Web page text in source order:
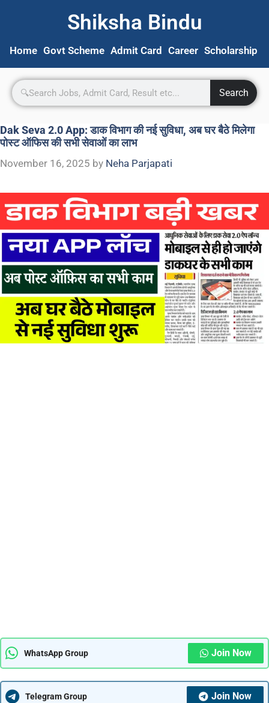
Shiksha Bindu
Home Govt Scheme Admit Card Career Scholarship
Search
Dak Seva 2.0 App: डाक विभाग की नई सुविधा, अब घर बैठे मिलेगा
पोस्ट ऑफिस की सभी सेवाओं का लाभ
November 16, 2025 by Neha Parjapati
WhatsApp Group Join Now
Telegram Group Join Now